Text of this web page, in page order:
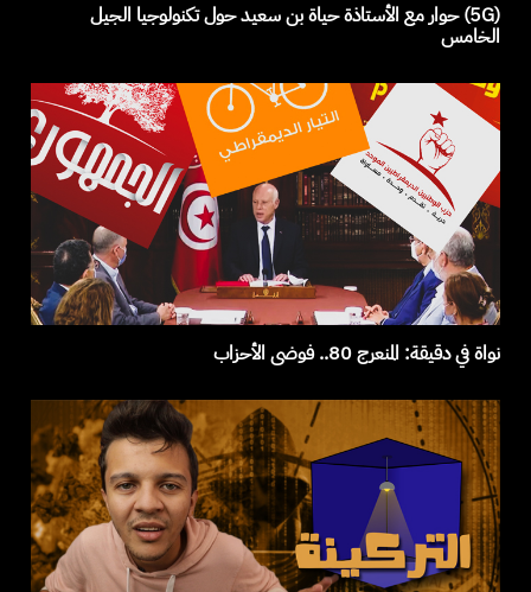
(5G) حوار مع الأستاذة حياة بن سعيد حول تكنولوجيا الجيل
الخامس
نواة في دقيقة: المنعرج 80.. فوضى الأحزاب